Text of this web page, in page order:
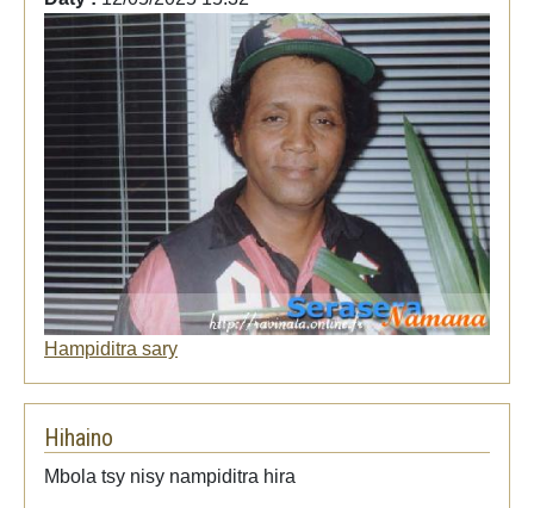
Hampiditra sary
Hihaino
Mbola tsy nisy nampiditra hira